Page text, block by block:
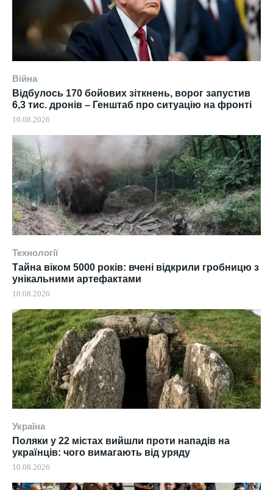
Війна
Відбулось 170 бойових зіткнень, ворог запустив
6,3 тис. дронів – Генштаб про ситуацію на фронті
10.08.2026
Технології
Тайна віком 5000 років: вчені відкрили гробницю з
унікальними артефактами
10.08.2026
Україна
Поляки у 22 містах вийшли проти нападів на
українців: чого вимагають від уряду
10.08.2026